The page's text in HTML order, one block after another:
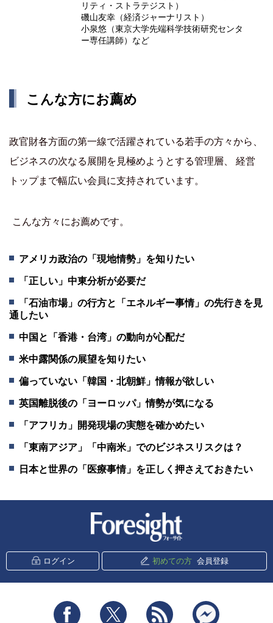
リティ・ストラテジスト）
磯山友幸（経済ジャーナリスト）
小泉悠（東京大学先端科学技術研究センタ
ー専任講師）など
こんな方にお薦め
政官財各方面の第一線で活躍されている若手の方々から、
ビジネスの次なる展開を見極めようとする管理層、 経営
トップまで幅広い会員に支持されています。
こんな方々にお薦めです。
アメリカ政治の「現地情勢」を知りたい
「正しい」中東分析が必要だ
「石油市場」の行方と「エネルギー事情」の先行きを見
通したい
中国と「香港・台湾」の動向が心配だ
米中露関係の展望を知りたい
偏っていない「韓国・北朝鮮」情報が欲しい
英国離脱後の「ヨーロッパ」情勢が気になる
「アフリカ」開発現場の実態を確かめたい
「東南アジア」「中南米」でのビジネスリスクは？
日本と世界の「医療事情」を正しく押さえておきたい
ログイン 初めての方 会員登録
Facebook Twitter RSS